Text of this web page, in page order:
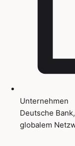
Unternehmen
Deutsche
globalem